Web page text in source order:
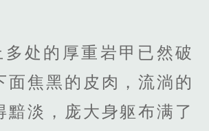
多处的厚重岩甲已然破
面焦黑的皮肉，流淌的
黯淡，庞大身躯布满了